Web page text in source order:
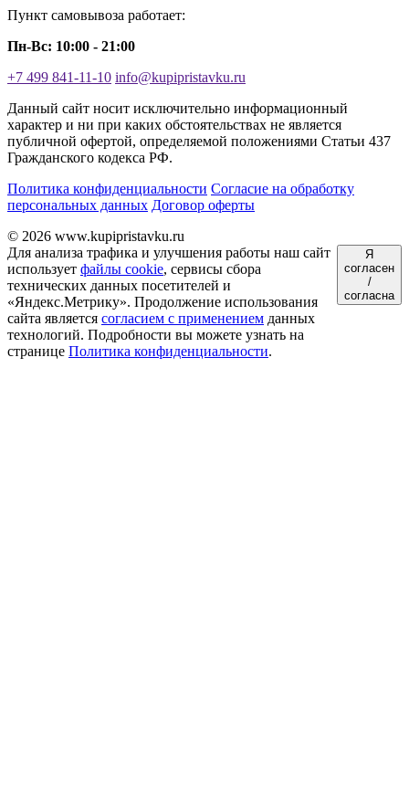
Пункт самовывоза работает:
Пн-Вс: 10:00 - 21:00
+7 499 841-11-10 info@kupipristavku.ru
Данный сайт носит исключительно информационный
характер и ни при каких обстоятельствах не является
публичной офертой, определяемой положениями Статьи 437
Гражданского кодекса РФ.
Политика конфиденциальности Согласие на обработку
персональных данных Договор оферты
© 2026 www.kupipristavku.ru
Для анализа трафика и улучшения работы наш сайт
использует файлы cookie, сервисы сбора
технических данных посетителей и
«Яндекс.Метрику». Продолжение использования
сайта является согласием с применением данных
технологий. Подробности вы можете узнать на
странице Политика конфиденциальности.
Я
согласен
/
согласна